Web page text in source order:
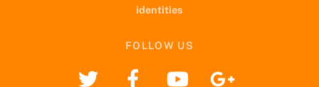
identities
FOLLOW US